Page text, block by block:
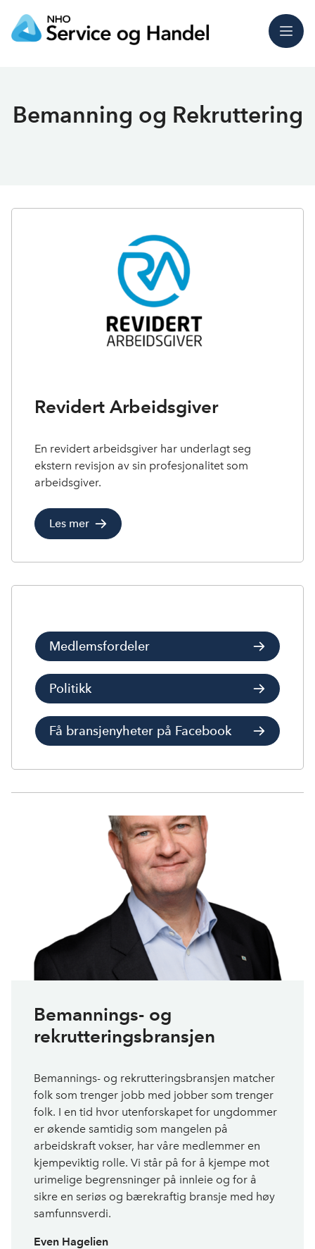
Meny
Bemanning og Rekruttering
Revidert Arbeidsgiver
En revidert arbeidsgiver har underlagt seg
ekstern revisjon av sin profesjonalitet som
arbeidsgiver.
Les mer
Medlemsfordeler
Politikk
Få bransjenyheter på Facebook
Bemannings- og
rekrutteringsbransjen
Bemannings- og rekrutteringsbransjen matcher
folk som trenger jobb med jobber som trenger
folk. I en tid hvor utenforskapet for ungdommer
er økende samtidig som mangelen på
arbeidskraft vokser, har våre medlemmer en
kjempeviktig rolle. Vi står på for å kjempe mot
urimelige begrensninger på innleie og for å
sikre en seriøs og bærekraftig bransje med høy
samfunnsverdi.
Even Hagelien